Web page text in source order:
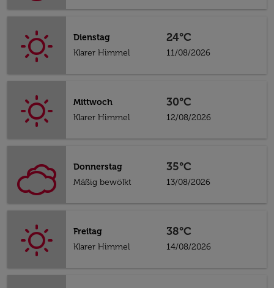
Dienstag
Klarer Himmel
24°C
11/08/2026
Mittwoch
Klarer Himmel
30°C
12/08/2026
Donnerstag
Mäßig bewölkt
35°C
13/08/2026
Freitag
Klarer Himmel
38°C
14/08/2026